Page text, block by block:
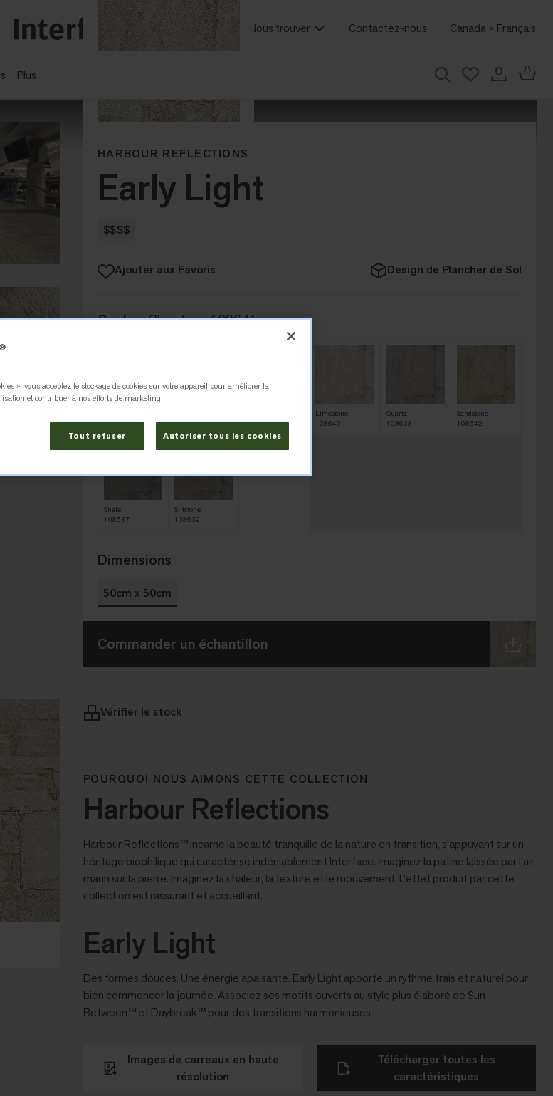
Nous trouver Contactez-nous Canada Français
Plus
HARBOUR REFLECTIONS
Early Light
$$$$
Ajouter aux Favoris Design de Plancher de Sol
CouleurClaystone 108641
108636
108643
108641
Limestone
108640
Quartz
108638
Sandstone
108642
Shale
108637
Siltstone
108639
Dimensions
50cm x 50cm
Commander un échantillon
Vérifier le stock
POURQUOI NOUS AIMONS CETTE COLLECTION
Harbour Reflections
Harbour Reflections™ incarne la beauté tranquille de la nature en transition, s'appuyant sur un
héritage biophilique qui caractérise indéniablement Interface. Imaginez la patine laissée par l'air
marin sur la pierre. Imaginez la chaleur, la texture et le mouvement. L'effet produit par cette
collection est rassurant et accueillant.
Early Light
Des formes douces. Une énergie apaisante. Early Light apporte un rythme frais et naturel pour
bien commencer la journée. Associez ses motifs ouverts au style plus élaboré de Sun
Between™ et Daybreak™ pour des transitions harmonieuses.
Images de carreaux en haute
résolution
Télécharger toutes les
caractéristiques
», vous acceptez le stockage de cookies sur votre appareil pour améliorer la
et contribuer à nos efforts de marketing.
Tout refuser Autoriser tous les cookies